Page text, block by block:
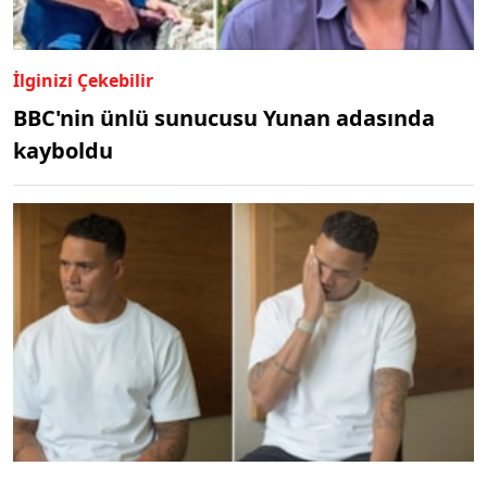
İlginizi Çekebilir
BBC'nin ünlü sunucusu Yunan adasında
kayboldu